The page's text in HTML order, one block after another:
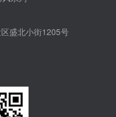
盛北小街1205号